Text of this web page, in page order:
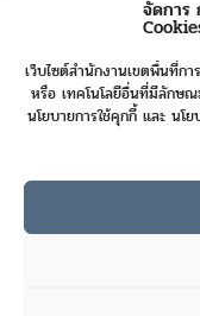
จัดการ
เว็บไซต์สำนักงานเขตพื้นที่ก
หรือ เทคโนโลยีอื่นที่มีลักษณ
นโยบายการใช้คุกกี้ และ นโ